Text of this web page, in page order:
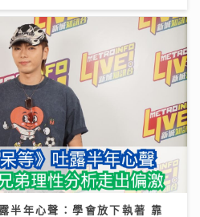
半年心聲：學會放下執著 靠